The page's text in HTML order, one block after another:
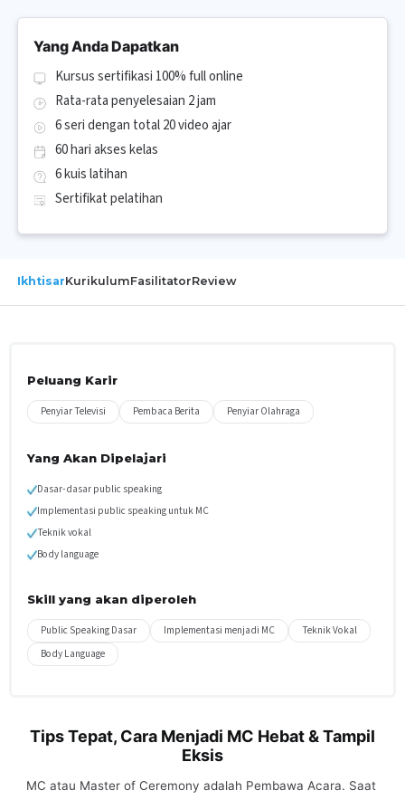
Yang Anda Dapatkan
Kursus sertifikasi 100% full online
Rata-rata penyelesaian 2 jam
6 seri dengan total 20 video ajar
60 hari akses kelas
6 kuis latihan
Sertifikat pelatihan
IkhtisarKurikulumFasilitatorReview
Peluang Karir
Penyiar Televisi Pembaca Berita Penyiar Olahraga
Yang Akan Dipelajari
Dasar-dasar public speaking
Implementasi public speaking untuk MC
Teknik vokal
Body language
Skill yang akan diperoleh
Public Speaking Dasar Implementasi menjadi MC
Teknik Vokal
Body Language
Tips Tepat, Cara Menjadi MC Hebat & Tampil
Eksis
MC atau Master of Ceremony adalah Pembawa Acara. Saat